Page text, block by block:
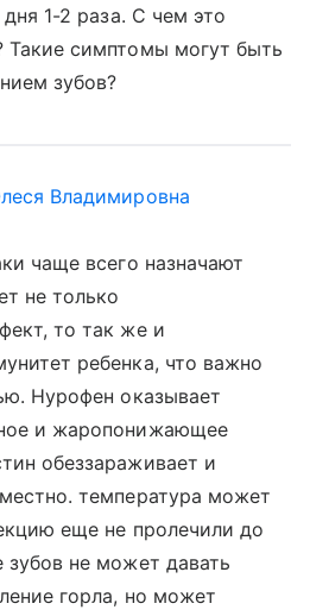
1-2 раза. С чем это
Такие симптомы могут быть
зубов?
Владимировна
чаще всего назначают
не только
то так же и
ребенка, что важно
Нурофен оказывает
и жаропонижающее
обеззараживает и
температура может
еще не пролечили до
не может давать
горла, но может